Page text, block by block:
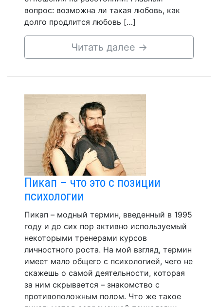
вопрос: возможна ли такая любовь, как
долго продлится любовь […]
Читать далее →
Пикап – что это с позиции
психологии
Пикап – модный термин, введенный в 1995
году и до сих пор активно используемый
некоторыми тренерами курсов
личностного роста. На мой взгляд, термин
имеет мало общего с психологией, чего не
скажешь о самой деятельности, которая
за ним скрывается – знакомство с
противоположным полом. Что же такое